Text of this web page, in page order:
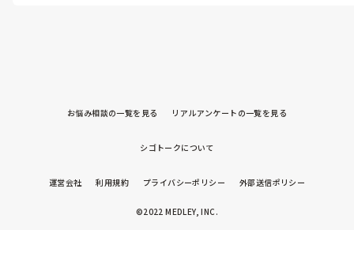
お悩み相談の一覧を見る リアルアンケートの一覧を見る
シゴトークについて
運営会社 利用規約 プライバシーポリシー 外部送信ポリシー
©2022 MEDLEY, INC.